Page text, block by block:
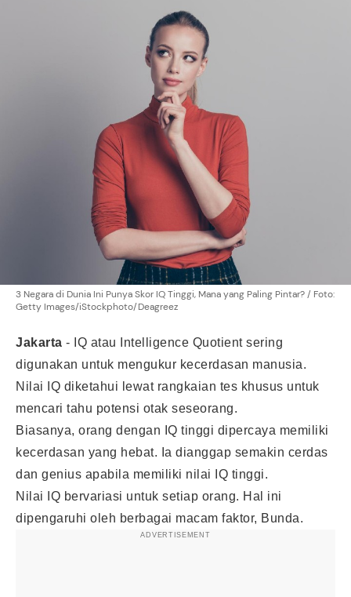
3 Negara di Dunia Ini Punya Skor IQ Tinggi, Mana yang Paling Pintar? / Foto:
Getty Images/iStockphoto/Deagreez
Jakarta - IQ atau Intelligence Quotient sering
digunakan untuk mengukur kecerdasan manusia.
Nilai IQ diketahui lewat rangkaian tes khusus untuk
mencari tahu potensi otak seseorang.
Biasanya, orang dengan IQ tinggi dipercaya memiliki
kecerdasan yang hebat. Ia dianggap semakin cerdas
dan genius apabila memiliki nilai IQ tinggi.
Nilai IQ bervariasi untuk setiap orang. Hal ini
dipengaruhi oleh berbagai macam faktor, Bunda.
ADVERTISEMENT